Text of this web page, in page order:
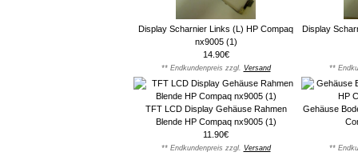
Display Scharnier Links (L) HP Compaq
nx9005 (1)
14.90€
** Endkundenpreis zzgl. Versand
Display
**
TFT LCD Display Gehäuse Rahmen
Blende HP Compaq nx9005 (1)
11.90€
** Endkundenpreis zzgl. Versand
Gehäuse
**